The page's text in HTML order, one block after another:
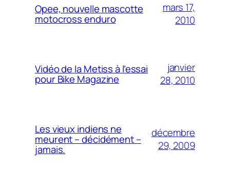
Opee, nouvelle mascotte
motocross enduro
mars 17,
2010
Vidéo de la Metiss à l’essai
pour Bike Magazine
janvier
28, 2010
Les vieux indiens ne
meurent – décidément –
jamais.
décembre
29, 2009